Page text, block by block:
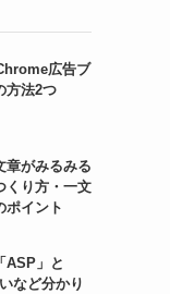
広告ブ
方法2つ
章がみるみる
くり方・一文
ポイント
ASP」と
など分かり